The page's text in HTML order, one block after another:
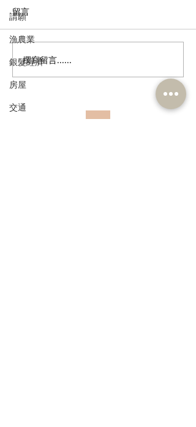
請願
漁農業
銀髮經濟
房屋
交通
姚銘回應洪水橋片區接兩
標書
留言
撰寫留言......